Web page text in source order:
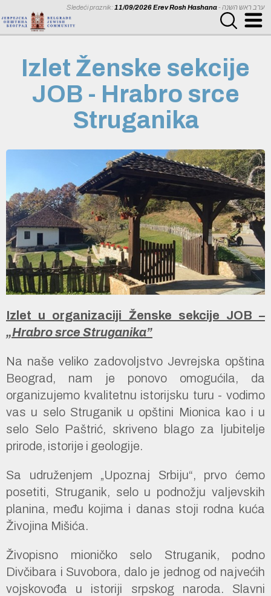
Sledeći praznik:11/09/2026 Erev Rosh Hashana - ערב ראש השנה
Izlet Ženske sekcije
JOB - Hrabro srce
Struganika
Izlet u organizaciji Ženske sekcije JOB –
„Hrabro srce Struganika”
Na naše veliko zadovoljstvo Jevrejska opština
Beograd, nam je ponovo omogućila, da
organizujemo kvalitetnu istorijsku turu - vodimo
vas u selo Struganik u opštini Mionica kao i u
selo Selo Paštrić, skriveno blago za ljubitelje
prirode, istorije i geologije.
Sa udruženjem „Upoznaj Srbiju“, prvo ćemo
posetiti, Struganik, selo u podnožju valjevskih
planina, među kojima i danas stoji rodna kuća
Živojina Mišića.
Živopisno mioničko selo Struganik, podno
Divčibara i Suvobora, dalo je jednog od najvećih
vojskovođa u istoriji srpskog naroda. Slavni